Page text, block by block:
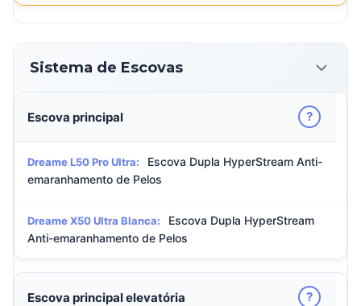
Sistema de Escovas
Escova principal ?
Dreame L50 Pro Ultra:
Escova Dupla HyperStream Anti-
emaranhamento de Pelos
Dreame X50 Ultra Blanca:
Escova Dupla HyperStream
Anti-emaranhamento de Pelos
Escova principal elevatória ?